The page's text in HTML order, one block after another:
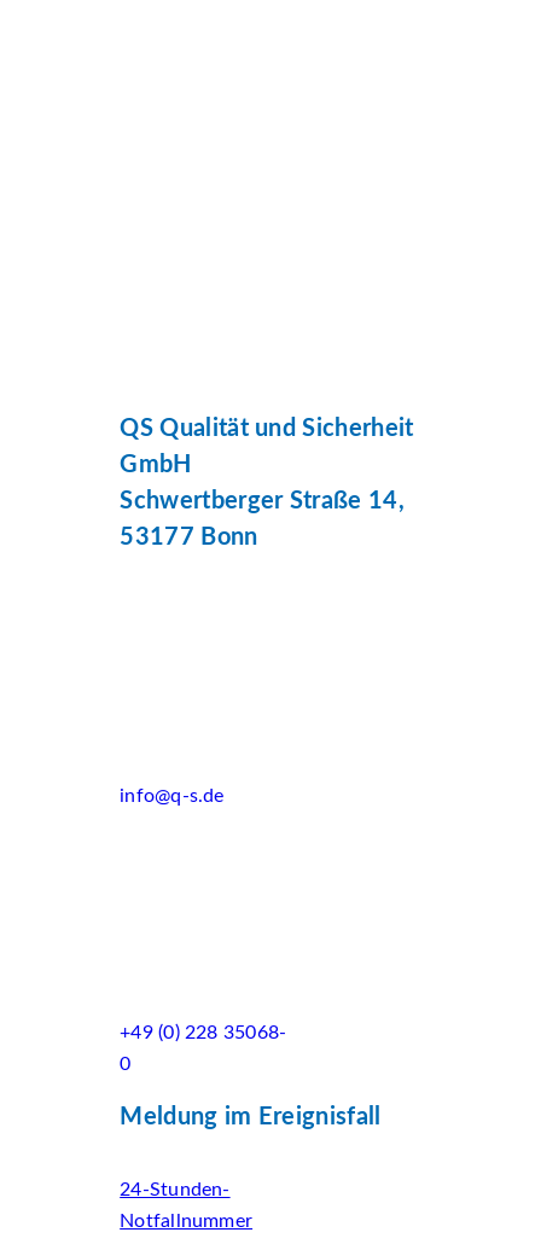
QS Qualität und Sicherheit
GmbH
Schwertberger Straße 14,
53177 Bonn
info@q-s.de
+49 (0) 228 35068-
0
Meldung im Ereignisfall
24-Stunden-
Notfallnummer